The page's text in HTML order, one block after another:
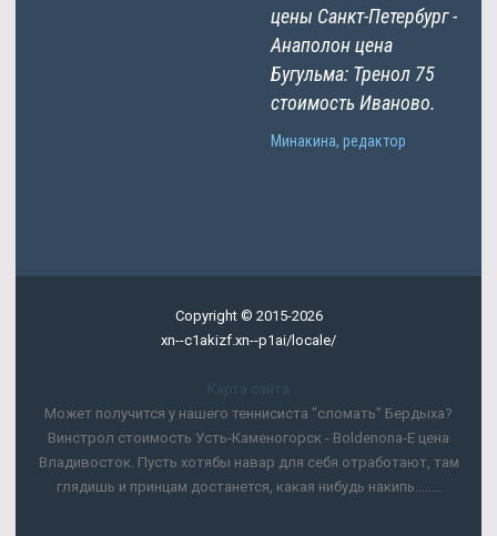
цены Санкт-Петербург -
Анаполон цена
Бугульма: Тренол 75
стоимость Иваново.
Минакина, редактор
Copyright © 2015-2026
xn--c1akizf.xn--p1ai/locale/
Карта сайта
Может получится у нашего теннисиста "сломать" Бердыха?
Винстрол стоимость Усть-Каменогорск - Boldenona-E цена
Владивосток. Пусть хотябы навар для себя отработают, там
глядишь и принцам достанется, какая нибудь накипь........